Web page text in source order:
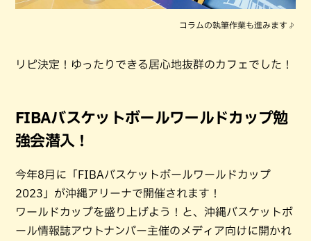
コラムの執筆作業も進みます♪
リピ決定！ゆったりできる居心地抜群のカフェでした！
FIBAバスケットボールワールドカップ勉
強会潜入！
今年8月に「FIBAバスケットボールワールドカップ
2023」が沖縄アリーナで開催されます！
ワールドカップを盛り上げよう！と、沖縄バスケットボ
ール情報誌アウトナンバー主催のメディア向けに開かれ